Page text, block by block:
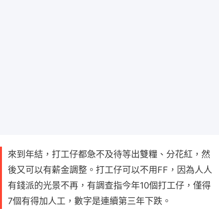
來到年結，打工仔都急不及待等出雙糧、分花紅，然
後又可以有薪金調整。打工仔可以不用FF，因為人人
有錢派的光景不再，有調查指今年10個打工仔，僅得
7個有得加人工，數字是連續第三年下跌。